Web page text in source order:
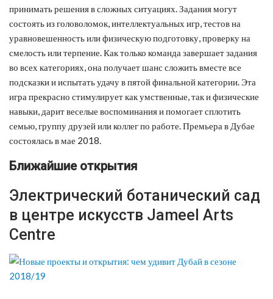
принимать решения в сложных ситуациях. Задания могут
состоять из головоломок, интеллектуальных игр, тестов на
уравновешенность или физическую подготовку, проверку на
смелость или терпение. Как только команда завершает задания
во всех категориях, она получает шанс сложить вместе все
подсказки и испытать удачу в пятой финальной категории. Эта
игра прекрасно стимулирует как умственные, так и физические
навыки, дарит веселые воспоминания и помогает сплотить
семью, группу друзей или коллег по работе. Премьера в Дубае
состоялась в мае 2018.
Ближайшие открытия
Электрический ботанический сад
в центре искусств Jameel Arts
Centre